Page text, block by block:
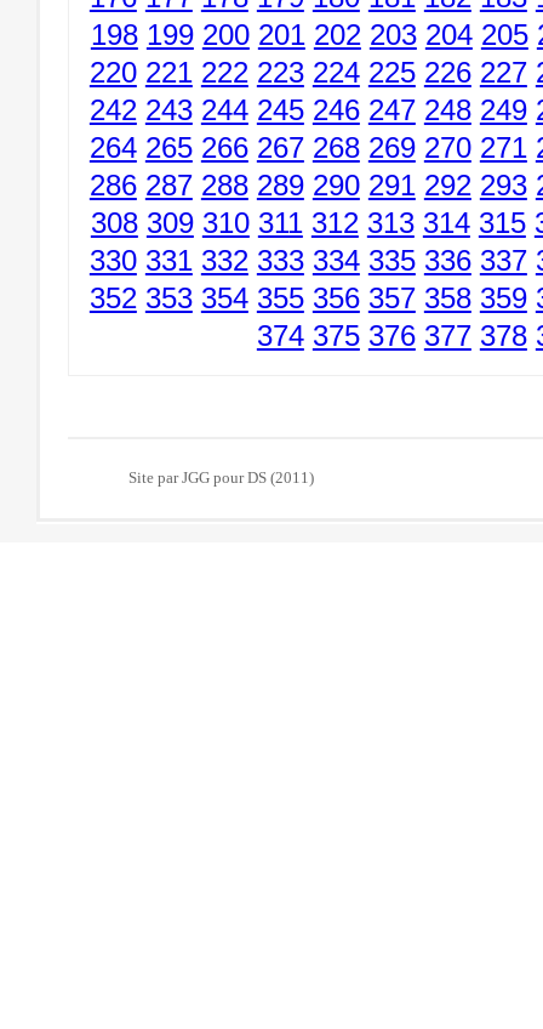
198 199 200 201 202 203 204 205
220 221 222 223 224 225 226 227
242 243 244 245 246 247 248 249
264 265 266 267 268 269 270 271
286 287 288 289 290 291 292 293
308 309 310 311 312 313 314 315
330 331 332 333 334 335 336 337
352 353 354 355 356 357 358 359
374 375 376 377 378
Site par JGG pour DS (2011)